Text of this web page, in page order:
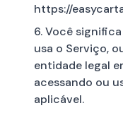
https://
6. Você
usa o Serviço,
entidade legal
acessando ou
aplicável.